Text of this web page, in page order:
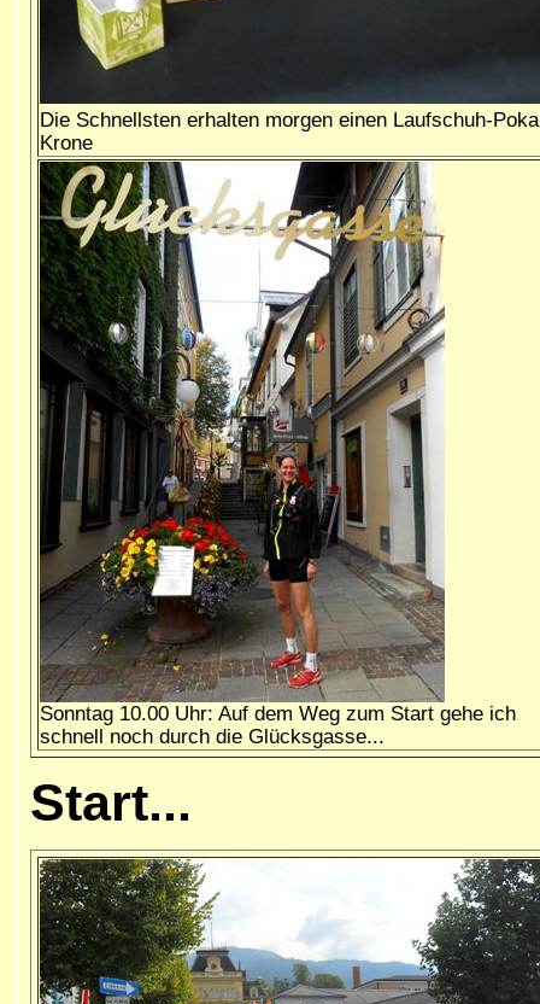
Die Schnellsten erhalten morgen einen Laufschuh-
Krone
Sonntag 10.00 Uhr: Auf dem Weg zum Start gehe ich
schnell noch durch die Glücksgasse...
Start...